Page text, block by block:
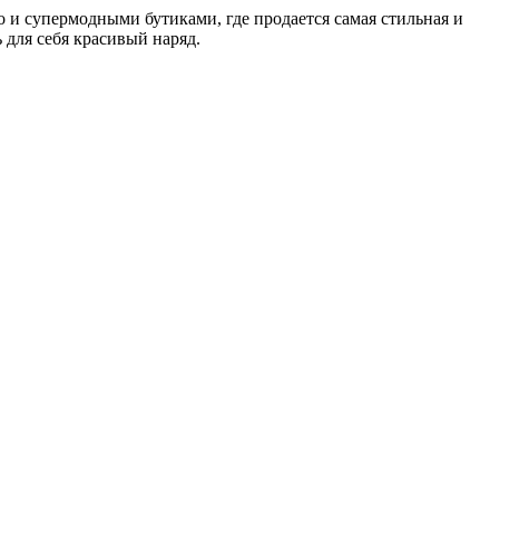
супермодными бутиками, где продается самая стильная и
себя красивый наряд.